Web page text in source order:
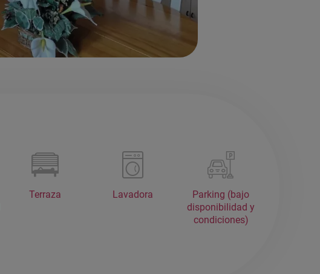
Terraza Lavadora
Parking (bajo
disponibilidad y
condiciones)